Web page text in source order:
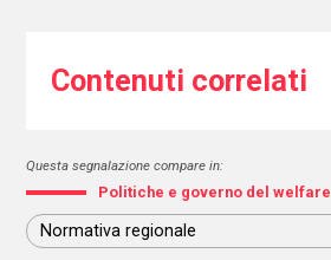
Contenuti correlati
Questa segnalazione compare in:
Politiche e governo del welfare
Normativa regionale